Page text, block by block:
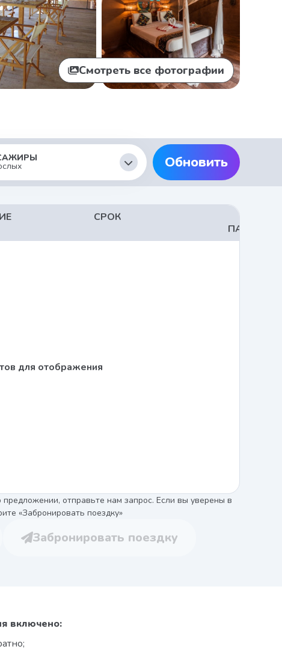
Смотреть все фотографии
Обновить
СРОК
для отображения
отправьте нам запрос. Если вы уверены в
«Забронировать поездку»
Забронировать поездку
включено: